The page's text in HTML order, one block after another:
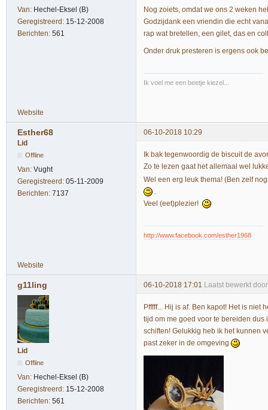
Van: Hechel-Eksel (B)
Geregistreerd: 15-12-2008
Berichten: 561
Nog zoiets, omdat we ons 2 weken
Godzijdank een vriendin die echt
rap wat bretellen, een gilet, das en
Onder druk presteren is ergens ook
Ik voel me een beetje kiezel...
Website
Esther68
06-10-2018 10:29
Lid
Offline
Van: Vught
Geregistreerd: 05-11-2009
Berichten: 7137
Ik bak tegenwoordig de biscuit de
Zo te lezen gaat het allemaal wel
Wel een erg leuk thema! (Ben zelf
Veel (eet)plezier!
http://www.facebook.com/esther1968
Website
g11ling 06-10-2018 17:01 Laatst bewerkt
Lid
Offline
Van: Hechel-Eksel (B)
Geregistreerd: 15-12-2008
Berichten: 561
Pfffff... Hij is af. Ben kapot! Het is niet
tijd om me goed voor te bereiden
schiften! Gelukkig heb ik het kunnen
past zeker in de omgeving